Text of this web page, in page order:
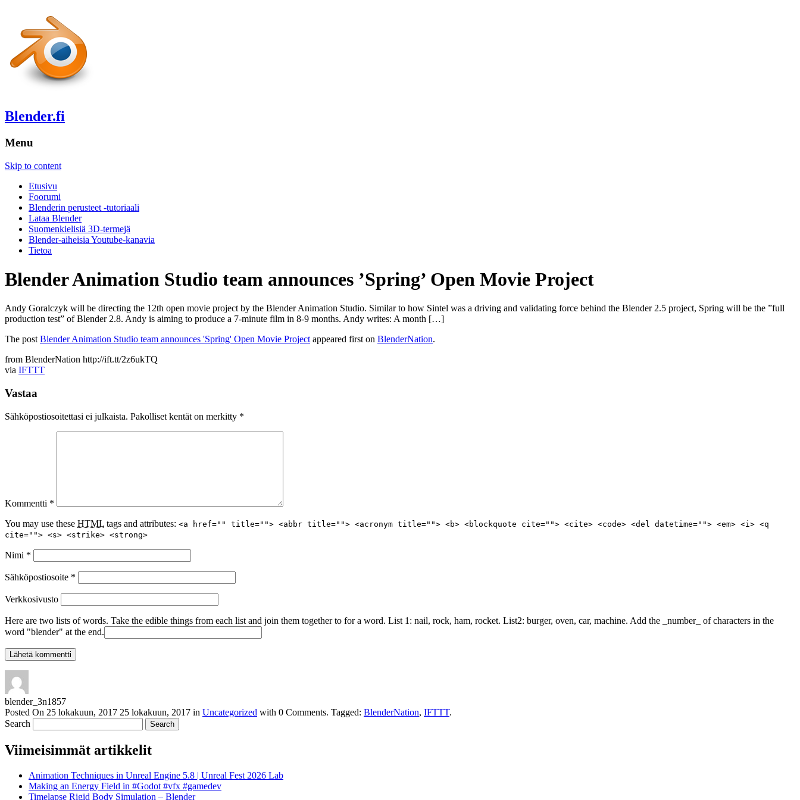
Blender.fi
Menu
Skip to content
Etusivu
Foorumi
Blenderin perusteet -tutoriaali
Lataa Blender
Suomenkielisiä 3D-termejä
Blender-aiheisia Youtube-kanavia
Tietoa
Blender Animation Studio team announces ’Spring’ Open Movie Project
Andy Goralczyk will be directing the 12th open movie project by the Blender Animation Studio. Similar to how Sintel was a driving and validating force behind the Blender 2.5 project, Spring will be the ”full
production test” of Blender 2.8. Andy is aiming to produce a 7-minute film in 8-9 months. Andy writes: A month […]
The postBlender Animation Studio team announces 'Spring' Open Movie Projectappeared first on BlenderNation.
from BlenderNation http://ift.tt/2z6ukTQ
via IFTTT
Vastaa
Sähköpostiosoitettasi ei julkaista. Pakolliset kentät on merkitty *
Kommentti *
You may use these HTML tags and attributes: <a href="" title=""> <abbr title=""> <acronym title=""> <b> <blockquote cite=""> <cite> <code> <del datetime=""> <em> <i> <q
cite=""> <s> <strike> <strong>
Nimi *
Sähköpostiosoite *
Verkkosivusto
Here are two lists of words. Take the edible things from each list and join them together to for a word. List 1: nail, rock, ham, rocket. List2: burger, oven, car, machine. Add the _number_ of characters in the
word "blender" at the end.
blender_3n1857
Posted On 25 lokakuun, 2017 25 lokakuun, 2017 in Uncategorized with 0 Comments. Tagged: BlenderNation, IFTTT.
Search
Viimeisimmät artikkelit
Animation Techniques in Unreal Engine 5.8 | Unreal Fest 2026 Lab
Making an Energy Field in #Godot #vfx #gamedev
Timelapse Rigid Body Simulation – Blender